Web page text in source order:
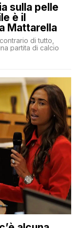
sulla pelle
è il
Mattarella
di tutto,
partita di calcio